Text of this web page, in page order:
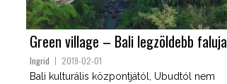
Green village – Bali legzöldebb faluja
Ingrid 2019-02-01
Bali kulturális központjától, Ubudtól nem